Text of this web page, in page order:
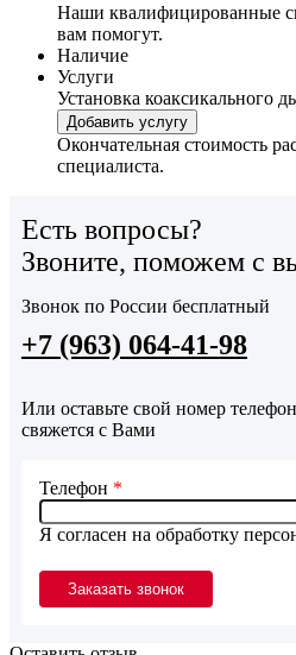
Наши квалифицированные
вам помогут.
Наличие
Услуги
Установка коаксикального
Добавить услугу
Окончательная стоимость
специалиста.
Есть вопросы?
Звоните, поможем с
Звонок по России бесплатный
+7 (963) 064-41-98
Или оставьте свой номер
свяжется с Вами
Я согласен на обработку
Телефон *